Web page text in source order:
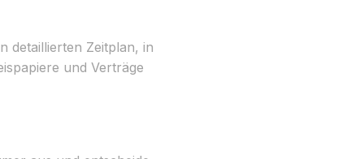
detaillierten Zeitplan, in
und Verträge